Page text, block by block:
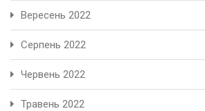
Вересень 2022
Серпень 2022
Червень 2022
Травень 2022